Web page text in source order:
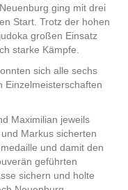
ging mit drei
Start. Trotz der hohen
großen Einsatz
starke Kämpfe.
sich alle sechs
Einzelmeisterschaften
Maximilian jeweils
Markus sicherten
und damit den
geführten
sichern und holte